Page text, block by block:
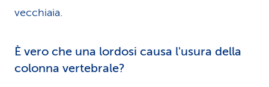
vecchiaia.
È vero che una lordosi causa l'usura della
colonna vertebrale?